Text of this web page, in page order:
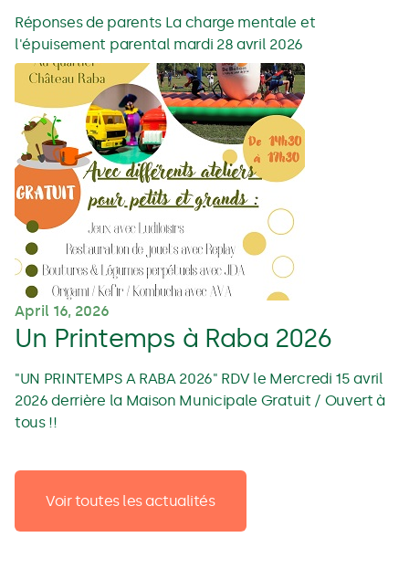
Réponses de parents La charge mentale et
l'épuisement parental mardi 28 avril 2026
April 16, 2026
Un Printemps à Raba 2026
"UN PRINTEMPS A RABA 2026" RDV le Mercredi 15 avril
2026 derrière la Maison Municipale Gratuit / Ouvert à
tous !!
Voir toutes les actualités